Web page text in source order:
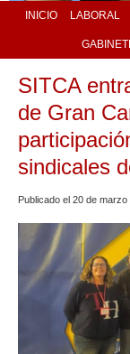
INICIO LABORAL
SITCA
de Gran
sindicales
Publicado el 20 de marzo